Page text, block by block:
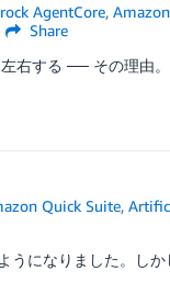
AgentCore,
Share
左右する ── その理由
Quick Suite,
うになりました。し